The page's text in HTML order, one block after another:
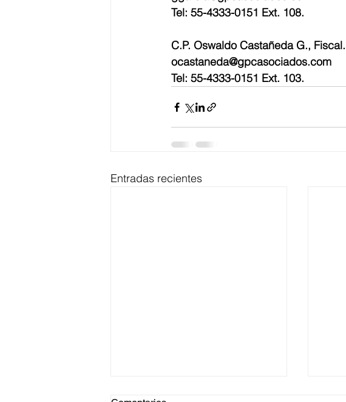
Tel: 55-4333-0151 Ext. 108.
C.P. Oswaldo Castañeda G., Fiscal.
ocastaneda@gpcasociados.com
Tel: 55-4333-0151 Ext. 103.
Entradas recientes